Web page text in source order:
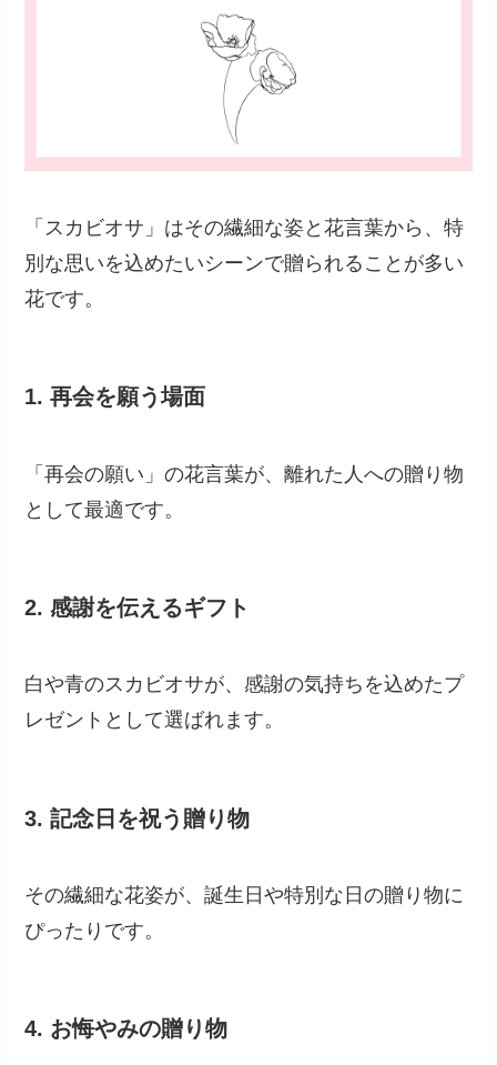
「スカビオサ」はその繊細な姿と花言葉から、特
別な思いを込めたいシーンで贈られることが多い
花です。
1.再会を願う場面
「再会の願い」の花言葉が、離れた人への贈り物
として最適です。
2.感謝を伝えるギフト
白や青のスカビオサが、感謝の気持ちを込めたプ
レゼントとして選ばれます。
3.記念日を祝う贈り物
その繊細な花姿が、誕生日や特別な日の贈り物に
ぴったりです。
4. お悔やみの贈り物